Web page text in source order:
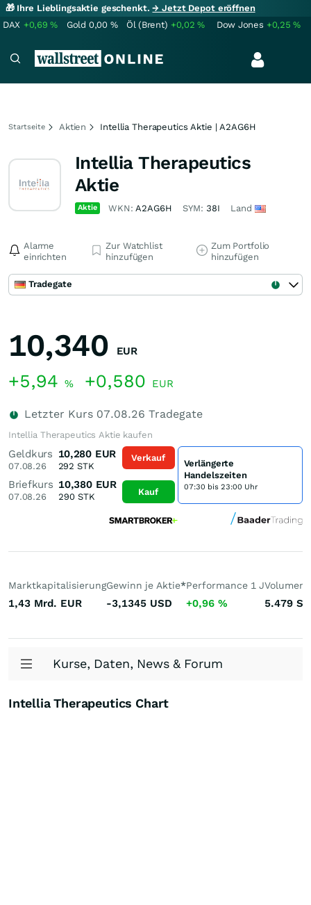
🎁 Ihre Lieblingsaktie geschenkt.→ Jetzt Depot eröffnen
DAX +0,69% Gold 0,00 % Öl (Brent) +0,02% Dow Jones +0,25%
Startseite Aktien Intellia Therapeutics Aktie | A2AG6H
Intellia Therapeutics
Aktie
Aktie WKN:A2AG6H SYM: 38I Land
Alarme
einrichten
Zur Watchlist
hinzufügen
Zum Portfolio
hinzufügen
Tradegate
10,340 EUR
+5,94 % +0,580 EUR
Letzter Kurs 07.08.26 Tradegate
Intellia Therapeutics Aktie kaufen
Geldkurs
07.08.26
10,280 EUR
292 STK
Briefkurs
07.08.26
10,380 EUR
290STK
Verkauf
Kauf
Verlängerte
Handelszeiten
07:30 bis 23:00 Uhr
Marktkapitalisierung
1,43 Mrd. EUR
Gewinn je Aktie*
-3,1345 USD
Performance 1 J
+0,96 %
Volumen
5.479 St.
Kurse, Daten, News & Forum
Intellia Therapeutics Chart